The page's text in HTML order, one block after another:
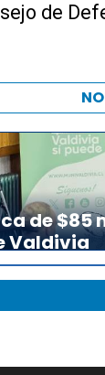
de
de
Valdivia